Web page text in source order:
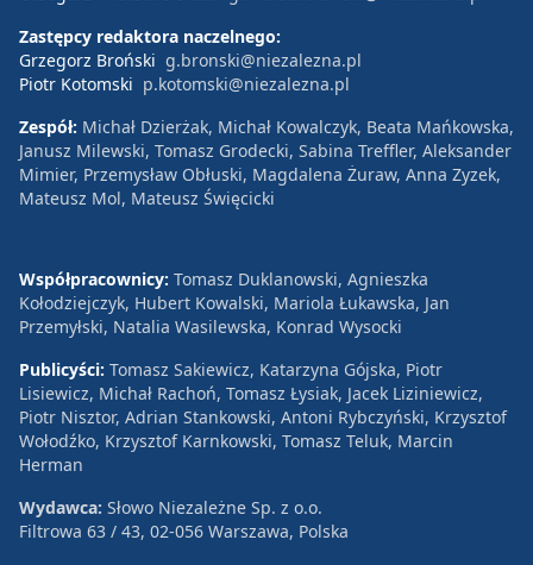
Zastępcy redaktora naczelnego:
Grzegorz Broński g.bronski@niezalezna.pl
Piotr Kotomski p.kotomski@niezalezna.pl
Zespół: Michał Dzierżak, Michał Kowalczyk, Beata Mańkowska,
Janusz Milewski, Tomasz Grodecki, Sabina Treffler, Aleksander
Mimier, Przemysław Obłuski, Magdalena Żuraw, Anna Zyzek,
Mateusz Mol, Mateusz Święcicki
Współpracownicy: Tomasz Duklanowski, Agnieszka
Kołodziejczyk, Hubert Kowalski, Mariola Łukawska, Jan
Przemyłski, Natalia Wasilewska, Konrad Wysocki
Publicyści: Tomasz Sakiewicz, Katarzyna Gójska, Piotr
Lisiewicz, Michał Rachoń, Tomasz Łysiak, Jacek Liziniewicz,
Piotr Nisztor, Adrian Stankowski, Antoni Rybczyński, Krzysztof
Wołodźko, Krzysztof Karnkowski, Tomasz Teluk, Marcin
Herman
Wydawca: Słowo Niezależne Sp. z o.o.
Filtrowa 63 / 43, 02-056 Warszawa, Polska